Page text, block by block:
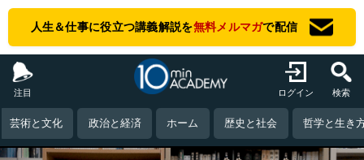
人生＆仕事に役立つ講義解説を無料メルマガで配信
注目 ログイン 検索
芸術と文化 政治と経済 ホーム 歴史と社会 哲学と生き